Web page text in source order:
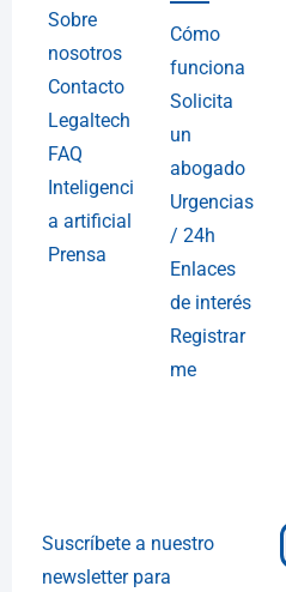
Sobre
nosotros
Contacto
Legaltech
FAQ
Inteligenci
a artificial
Prensa
Cómo
funciona
Solicita
un
abogado
Urgencias
/ 24h
Enlaces
de interés
Registrar
me
Suscríbete a nuestro
newsletter para